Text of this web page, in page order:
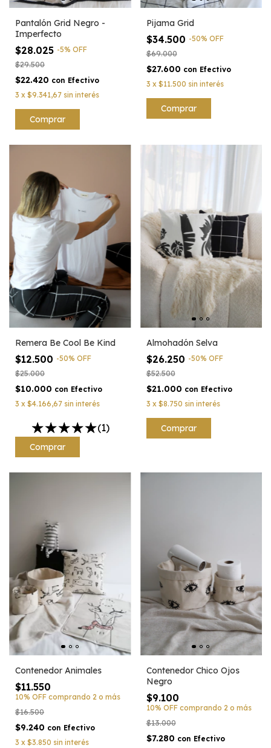
Pantalón Grid Negro -
Imperfecto
$28.025 -5% OFF
$29.500
$22.420 con Efectivo
3 x $9.341,67 sin interés
Comprar
Pijama Grid
$34.500 -50% OFF
$69.000
$27.600 con Efectivo
3 x $11.500 sin interés
Comprar
Remera Be Cool Be Kind
$12.500 -50% OFF
$25.000
$10.000 con Efectivo
3 x $4.166,67 sin interés
(1)
Comprar
Almohadón Selva
$26.250 -50% OFF
$52.500
$21.000 con Efectivo
3 x $8.750 sin interés
Contenedor Animales
$11.550
10% OFF comprando 2 o más
$16.500
$9.240 con Efectivo
3 x $3.850 sin interés
Contenedor Chico Ojos
Negro
$9.100
10% OFF comprando 2 o más
$13.000
$7.280 con Efectivo